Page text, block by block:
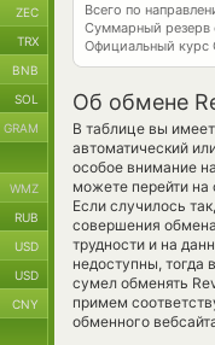
Всего по
Суммарный резерв
Официальный курс
Об обмене
В таблице вы
автоматический
особое внимание
можете перейти
Если случилось
совершения
трудности и на
недоступны, тогда
сумел обменять
примем
обменного
ZEC
TRX
BNB
SOL
GRAM
WMZ
RUB
USD
USD
CNY